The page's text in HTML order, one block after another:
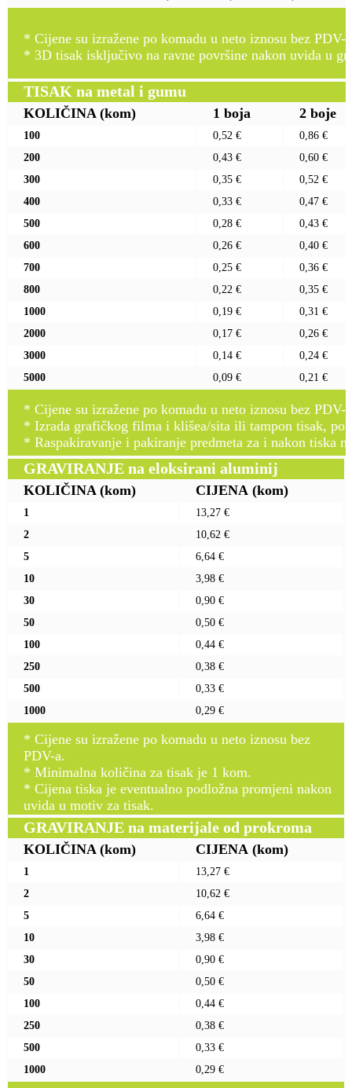
* Cijene su izražene po komadu u neto iznosu bez PDV-
* 3D tisak isključivo na ravne površine nakon uvida u
TISAK na metal i gumu
KOLIČINA (kom) 1 boja 2 boje
100 0,52 €
0,86 €
200
0,43 €
0,60 €
300
0,35 €
0,52 €
400
0,33 €
0,47 €
500
0,28 €
0,43 €
600
0,26 €
0,40 €
700
0,25 €
0,36 €
800
0,22 €
0,35 €
1000
0,19 €
0,31 €
2000
0,17 €
0,26 €
3000
0,14 €
0,24 €
5000
0,09 € 0,21 €
* Cijene su izražene po komadu u neto iznosu bez PDV-
* Izrada grafičkog filma i klišea/sita ili tampon tisak, po
* Raspakiravanje i pakiranje predmeta za i nakon tiska
GRAVIRANJE na eloksirani aluminij
KOLIČINA (kom) CIJENA (kom)
1
13,27 €
2
10,62 €
5
6,64 €
10
3,98 €
30
0,90 €
50
0,50 €
100
0,44 €
250
0,38 €
500
0,33 €
1000
0,29 €
* Cijene su izražene po komadu u neto iznosu bez
PDV-a.
* Minimalna količina za tisak je 1 kom.
* Cijena tiska je eventualno podložna promjeni nakon
uvida u motiv za tisak.
GRAVIRANJE na materijale od prokroma
KOLIČINA (kom) CIJENA (kom)
1
13,27 €
2
10,62 €
5
6,64 €
10
3,98 €
30
0,90 €
50
0,50 €
100
0,44 €
250
0,38 €
500
0,33 €
1000
0,29 €